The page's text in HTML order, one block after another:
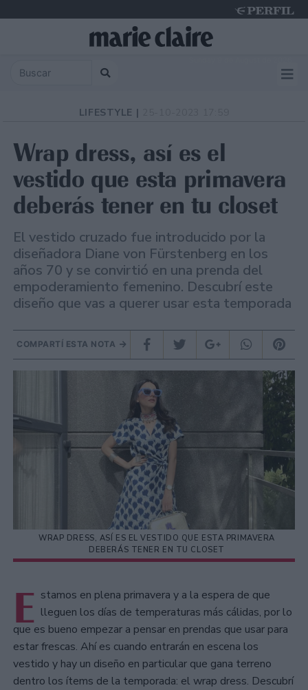
LIFESTYLE |
Wrap dress, así es el
vestido que esta primavera
deberás tener en tu closet
El vestido cruzado fue introducido por la
diseñadora Diane von Fürstenberg en los
años 70 y se convirtió en una prenda del
empoderamiento femenino. Descubrí este
diseño que vas a querer usar esta temporada
COMPARTÍ ESTA NOTA
WRAP DRESS, ASÍ ES EL VESTIDO QUE ESTA PRIMAVERA
DEBERÁS TENER EN TU CLOSET
E stamos en plena primavera y a la espera de que
lleguen los días de temperaturas más cálidas, por lo
que es bueno empezar a pensar en prendas que usar para
estar frescas. Ahí es cuando entrarán en escena los
vestido y hay un diseño en particular que gana terreno
dentro los ítems de la temporada: el wrap dress. Descubrí